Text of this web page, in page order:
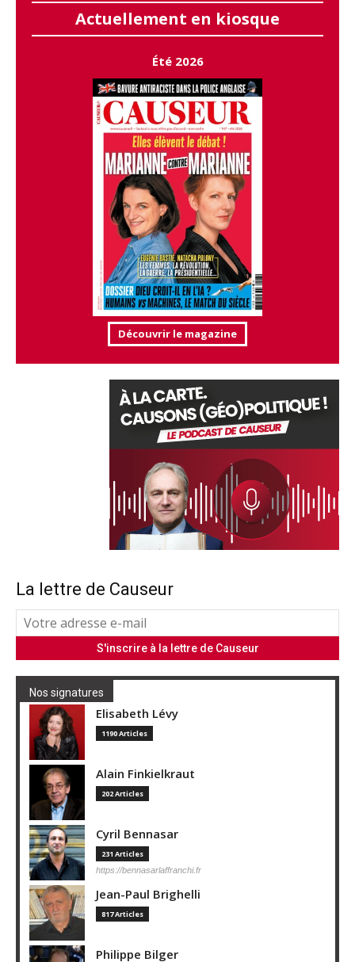
Actuellement en kiosque
Été 2026
Découvrir le magazine
La lettre de Causeur
Nos signatures
Elisabeth Lévy
1190 Articles
Alain Finkielkraut
202 Articles
Cyril Bennasar
231 Articles
https://bennasarlaffranchi.fr
Jean-Paul Brighelli
817 Articles
Philippe Bilger